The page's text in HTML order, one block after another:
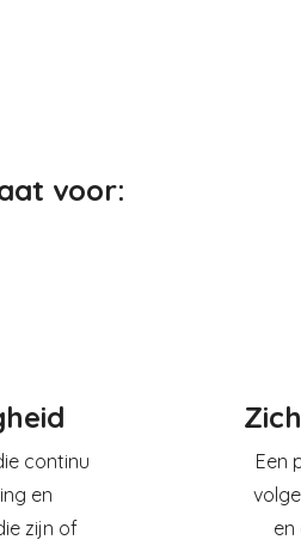
voor:
continu
en
zijn of
Een
en